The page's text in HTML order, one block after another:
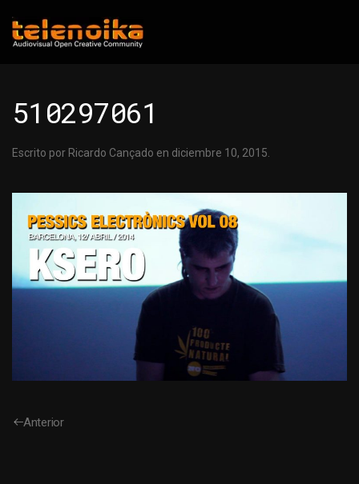
Ir al contenido principal
510297061
Escrito por Ricardo Cançado en diciembre 10, 2015
Anterior